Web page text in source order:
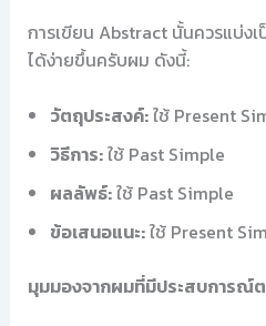
การเขียน Abstract นั้นควรแบ่งเ
ได้ง่ายขึ้นครับผม ดังนี้:
วัตถุประสงค์:ใช้ Present
วิธีการ:ใช้ Past Simple
ผลลัพธ์:ใช้ Past Simple
ข้อเสนอแนะ:ใช้ Present
มุมมองจากผมที่มีประสบการณ์ต